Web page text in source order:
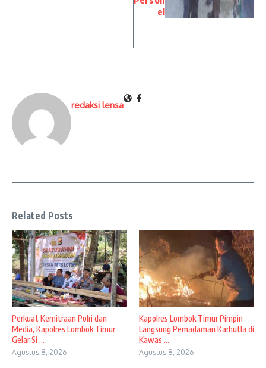
el
redaksi lensa
Related Posts
Perkuat Kemitraan Polri dan
Media, Kapolres Lombok Timur
Gelar Si ...
Agustus 8, 2026
Kapolres Lombok Timur Pimpin
Langsung Pemadaman Karhutla di
Kawas ...
Agustus 8, 2026